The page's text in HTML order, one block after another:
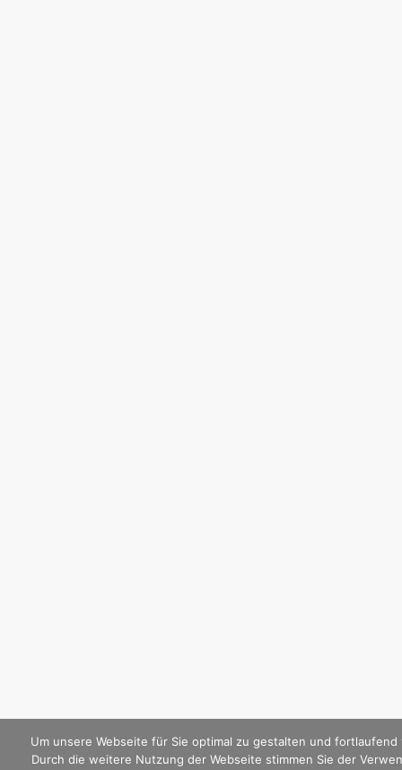
Um unsere Webseite für Sie optimal zu gestalten und
Durch die weitere Nutzung der Webseite stimmen Sie der